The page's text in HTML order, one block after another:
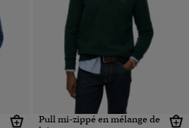
Pull mi-zippé en mélange de